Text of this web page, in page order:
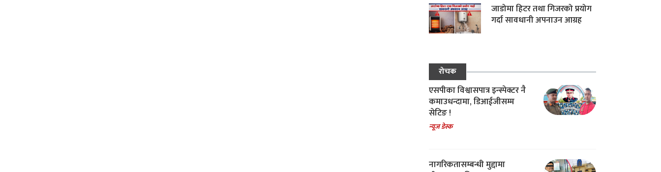
जाडोमा हिटर तथा गिजरको प्रयोग
गर्दा सावधानी अपनाउन आग्रह
रोचक
एसपीका विश्वासपात्र इन्स्पेक्टर नै
कमाउधन्दामा, डिआईजीसम्म
सेटिङ !
न्यूज डेस्क
नागरिकतासम्बन्धी मुद्दामा